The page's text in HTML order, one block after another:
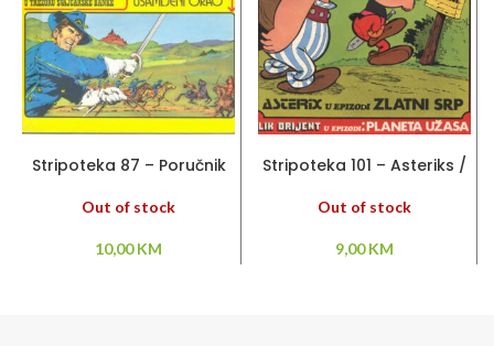
Stripoteka 87 – Poručnik
Out of stock
10,00KM
Stripoteka 101 – Asteriks /
Out of stock
9,00KM